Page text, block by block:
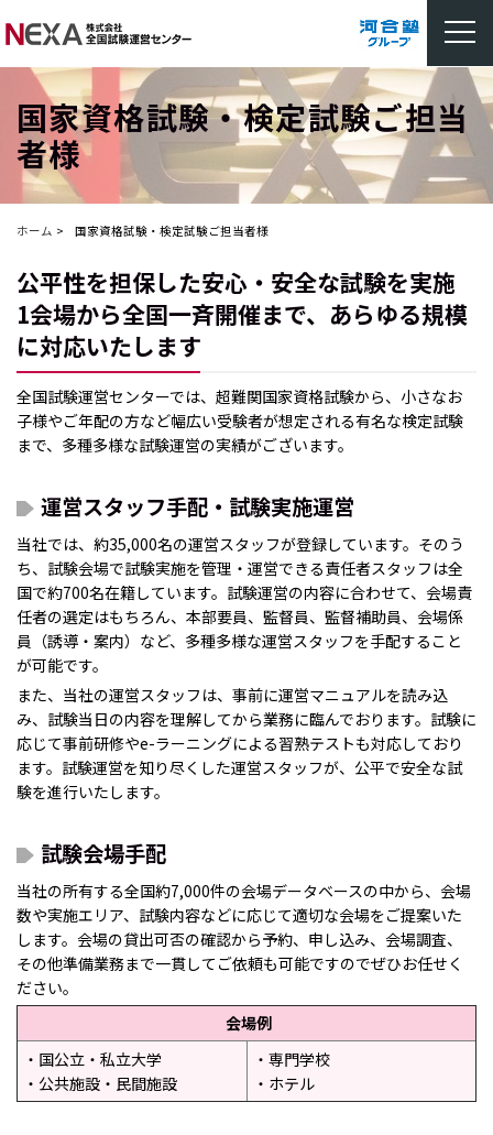
国家資格試験・検定試験ご担当
者様
ホーム 国家資格試験・検定試験ご担当者様
公平性を担保した安心・安全な試験を実施
1会場から全国一斉開催まで、あらゆる規模
に対応いたします
全国試験運営センターでは、超難関国家資格試験から、小さなお
子様やご年配の方など幅広い受験者が想定される有名な検定試験
まで、多種多様な試験運営の実績がございます。
運営スタッフ手配・試験実施運営
当社では、約35,000名の運営スタッフが登録しています。そのう
ち、試験会場で試験実施を管理・運営できる責任者スタッフは全
国で約700名在籍しています。試験運営の内容に合わせて、会場責
任者の選定はもちろん、本部要員、監督員、監督補助員、会場係
員（誘導・案内）など、多種多様な運営スタッフを手配すること
が可能です。
また、当社の運営スタッフは、事前に運営マニュアルを読み込
み、試験当日の内容を理解してから業務に臨んでおります。試験に
応じて事前研修やe-ラーニングによる習熟テストも対応しており
ます。試験運営を知り尽くした運営スタッフが、公平で安全な試
験を進行いたします。
試験会場手配
当社の所有する全国約7,000件の会場データベースの中から、会場
数や実施エリア、試験内容などに応じて適切な会場をご提案いた
します。会場の貸出可否の確認から予約、申し込み、会場調査、
その他準備業務まで一貫してご依頼も可能ですのでぜひお任せく
ださい。
会場例
・ 国公立・私立大学
・公共施設 ・民間施設
・専門学校
・ホテル